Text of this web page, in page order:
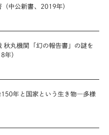
中公新書、2019年）
秋丸機関「幻の報告書」の謎を
年）
年と国家という生き物―多様